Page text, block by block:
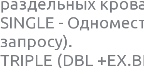
SINGLE -
запросу).
TRIPLE (DBL